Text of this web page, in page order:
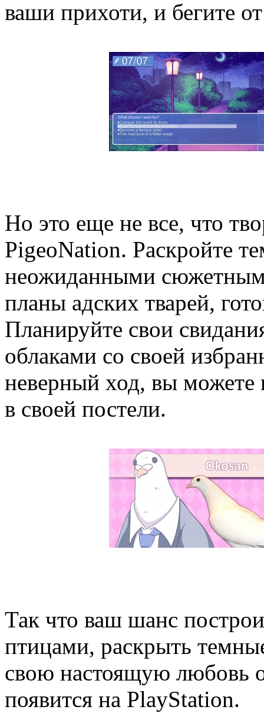
ваши прихоти, и бегите
Но это еще не все, что
PigeoNation. Раскройте
неожиданными
планы адских тварей,
Планируйте свои
облаками со своей
неверный ход, вы можете
в своей постели.
Так что ваш шанс
птицами, раскрыть
свою настоящую любовь
появится на PlayStation.